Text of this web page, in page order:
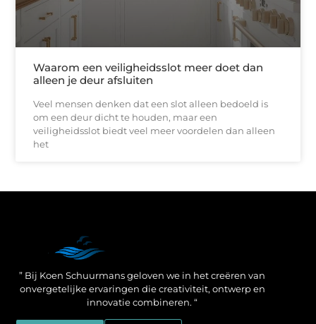
Waarom een veiligheidsslot meer doet dan
alleen je deur afsluiten
Veel mensen denken dat een slot alleen bedoeld is
om een deur dicht te houden, maar een
veiligheidsslot biedt veel meer voordelen dan alleen
het
” Bij Koen Schuurmans geloven we in het creëren van
onvergetelijke ervaringen die creativiteit, ontwerp en
innovatie combineren. “